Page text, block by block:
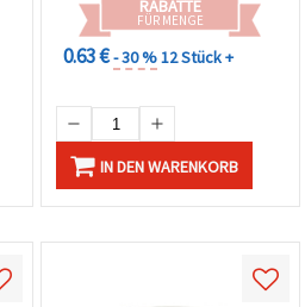
RABATTE
FÜR MENGE
0.63 €- 30 %12 Stück +
IN DEN WARENKORB